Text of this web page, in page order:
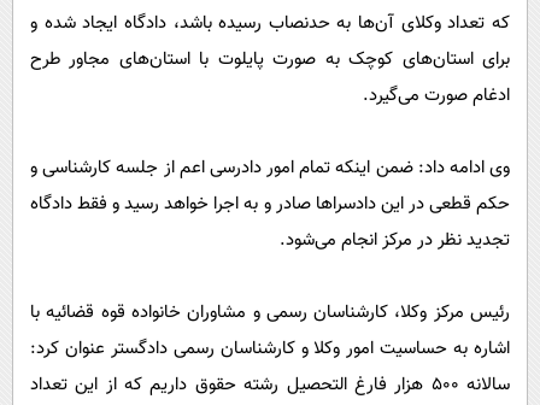
که تعداد وکلای آن‌ها به حدنصاب رسیده باشد، دادگاه ایجاد شده و
برای استان‌های کوچک به صورت پایلوت با استان‌های مجاور طرح
ادغام صورت می‌گیرد.
وی ادامه داد: ضمن اینکه تمام امور دادرسی اعم از جلسه کارشناسی و
حکم قطعی در این دادسرا‌ها صادر و به اجرا خواهد رسید و فقط دادگاه
تجدید نظر در مرکز انجام می‌شود.
رئیس مرکز وکلا، کارشناسان رسمی و مشاوران خانواده قوه قضائیه با
اشاره به حساسیت امور وکلا و کارشناسان رسمی دادگستر عنوان کرد:
سالانه ۵۰۰ هزار فارغ التحصیل رشته حقوق داریم که از این تعداد